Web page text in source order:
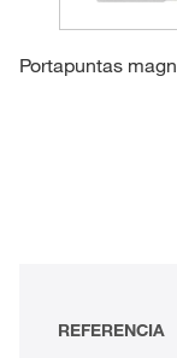
Portapuntas
REFERENCIA